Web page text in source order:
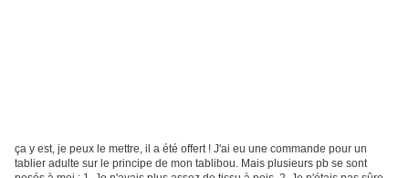
ça y est, je peux le mettre, il a été offert ! J'ai eu une commande pour un
tablier adulte sur le principe de mon tablibou. Mais plusieurs pb se sont